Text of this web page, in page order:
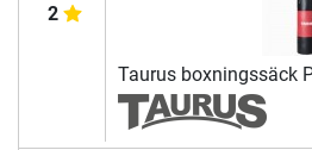
2
Taurus boxningssäck